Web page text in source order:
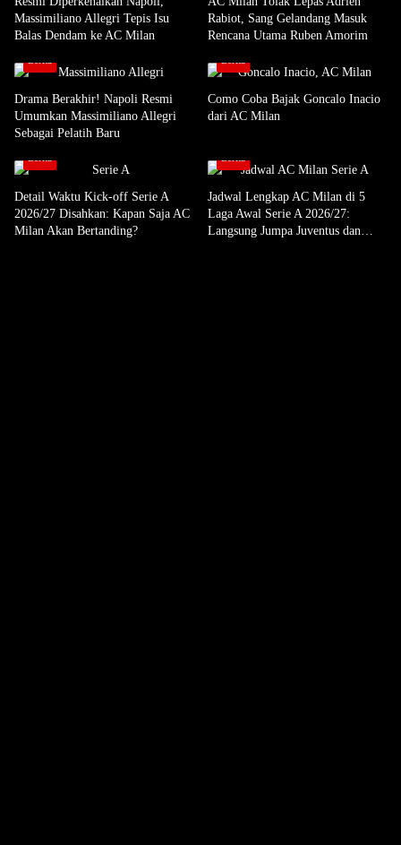
Massimiliano Allegri Tepis Isu
Balas Dendam ke AC Milan
Rabiot, Sang Gelandang Masuk
Rencana Utama Ruben Amorim
Drama Berakhir! Napoli Resmi
Umumkan Massimiliano Allegri
Sebagai Pelatih Baru
Como Coba Bajak Goncalo Inacio
dari AC Milan
Detail Waktu Kick-off Serie A
2026/27 Disahkan: Kapan Saja AC
Milan Akan Bertanding?
Jadwal Lengkap AC Milan di 5
Laga Awal Serie A 2026/27:
Langsung Jumpa Juventus dan